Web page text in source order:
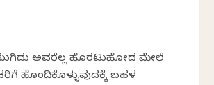
ಅವರೆಲ್ಲ ಹೊರಟುಹೋದ ಮೇಲೆ
ಹೊಂದಿಕೊಳ್ಳುವುದಕ್ಕೆ ಬಹಳ